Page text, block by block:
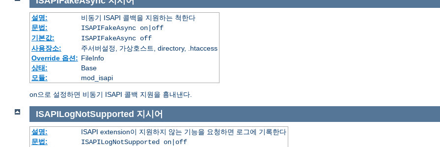
설명:
비동기 ISAPI 콜백을 지원하는 척한다
문법:
ISAPIFakeAsync on|off
기본값:
ISAPIFakeAsync off
사용장소:
주서버설정, 가상호스트, directory, .htaccess
Override 옵션: FileInfo
상태:
Base
모듈:
mod_isapi
on으로 설정하면 비동기 ISAPI 콜백 지원을 흉내낸다.
ISAPILogNotSupported 지시어
설명:
ISAPI extension이 지원하지 않는 기능을 요청하면 로그에 기록한다
문법:
ISAPILogNotSupported on|off